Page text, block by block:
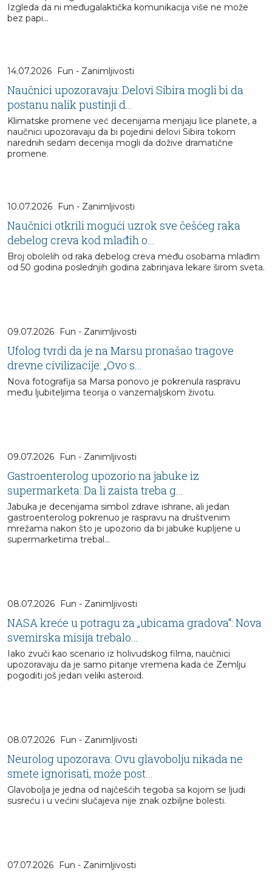
Izgleda da ni međugalaktička komunikacija više ne može
bez papi...
14.07.2026 Fun - Zanimljivosti
Naučnici upozoravaju: Delovi Sibira mogli bi da
postanu nalik pustinji d...
Klimatske promene već decenijama menjaju lice planete, a
naučnici upozoravaju da bi pojedini delovi Sibira tokom
narednih sedam decenija mogli da dožive dramatične
promene.
10.07.2026 Fun - Zanimljivosti
Naučnici otkrili mogući uzrok sve češćeg raka
debelog creva kod mlađih o...
Broj obolelih od raka debelog creva među osobama mlađim
od 50 godina poslednjih godina zabrinjava lekare širom sveta.
09.07.2026 Fun - Zanimljivosti
Ufolog tvrdi da je na Marsu pronašao tragove
drevne civilizacije: „Ovo s...
Nova fotografija sa Marsa ponovo je pokrenula raspravu
među ljubiteljima teorija o vanzemaljskom životu.
09.07.2026 Fun - Zanimljivosti
Gastroenterolog upozorio na jabuke iz
supermarketa: Da li zaista treba g...
Jabuka je decenijama simbol zdrave ishrane, ali jedan
gastroenterolog pokrenuo je raspravu na društvenim
mrežama nakon što je upozorio da bi jabuke kupljene u
supermarketima trebal...
08.07.2026 Fun - Zanimljivosti
NASA kreće u potragu za „ubicama gradova“: Nova
svemirska misija trebalo...
Iako zvuči kao scenario iz holivudskog filma, naučnici
upozoravaju da je samo pitanje vremena kada će Zemlju
pogoditi još jedan veliki asteroid.
08.07.2026 Fun - Zanimljivosti
Neurolog upozorava: Ovu glavobolju nikada ne
smete ignorisati, može post...
Glavobolja je jedna od najčešćih tegoba sa kojom se ljudi
susreću i u većini slučajeva nije znak ozbiljne bolesti.
07.07.2026 Fun - Zanimljivosti